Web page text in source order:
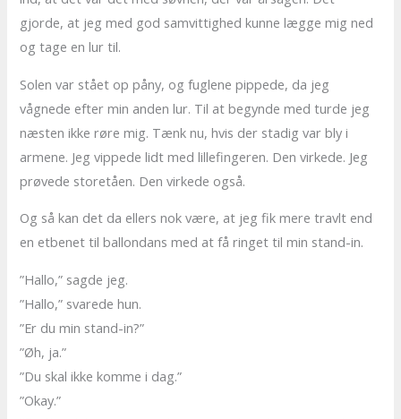
gjorde, at jeg med god samvittighed kunne lægge mig ned
og tage en lur til.
Solen var stået op påny, og fuglene pippede, da jeg
vågnede efter min anden lur. Til at begynde med turde jeg
næsten ikke røre mig. Tænk nu, hvis der stadig var bly i
armene. Jeg vippede lidt med lillefingeren. Den virkede. Jeg
prøvede storetåen. Den virkede også.
Og så kan det da ellers nok være, at jeg fik mere travlt end
en etbenet til ballondans med at få ringet til min stand-in.
”Hallo,” sagde jeg.
”Hallo,” svarede hun.
”Er du min stand-in?”
”Øh, ja.”
”Du skal ikke komme i dag.”
”Okay.”